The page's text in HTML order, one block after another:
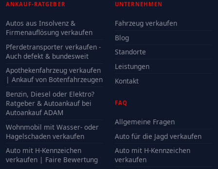
ANKAUF-RATGEBER
Autos aus Insolvenz &
Firmenauflösung verkaufen
Pferdetransporter verkaufen -
Auch defekt & bundesweit
Apothekenfahrzeug verkaufen
| Ankauf von Botenfahrzeugen
Benzin, Diesel oder Elektro?
Ratgeber & Autoankauf bei
Autoankauf ADAM
Wohnmobil mit Wasser- oder
Hagelschaden verkaufen
Auto mit H-Kennzeichen
verkaufen | Faire Bewertung
UNTERNEHMEN
Fahrzeug verkaufen
Blog
Standorte
Leistungen
Kontakt
FAQ
Allgemeine Fragen
Auto für die Jagd verkaufen
Auto mit H-Kennzeichen
verkaufen